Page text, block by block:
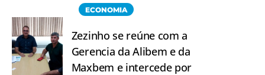
ECONOMIA
Zezinho se reúne com a
Gerencia da Alibem e da
Maxbem e intercede por